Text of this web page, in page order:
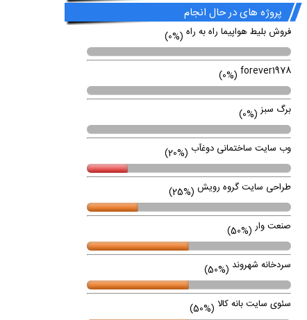
پروژه های در حال انجام
فروش بلیط هواپیما راه به راه(0%)
forever1978
(0%)
برگ سبز(0%)
وب سایت ساختمانی دوغآب (20%)
طراحی سایت گروه رویش(25%)
صنعت وار(50%)
سردخانه شهروند (50%)
سئوی سایت بانه کالا (50%)